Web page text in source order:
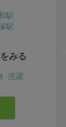
駅
駅
みる
洗濯